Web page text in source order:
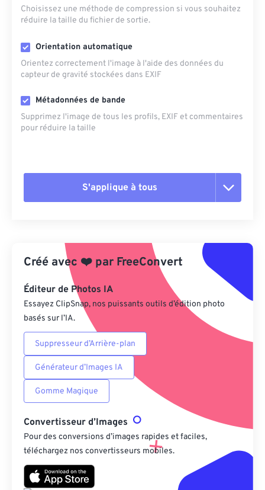
Choisissez une méthode de compression si vous souhaitez
réduire la taille du fichier de sortie.
Orientation automatique
Orientez correctement l'image à l'aide des données du
capteur de gravité stockées dans EXIF
Métadonnées de bande
Supprimez l'image de tous les profils, EXIF ​​et commentaires
pour réduire la taille
S'applique à tous
Appliquer à partir du préréglage
Enregistrer comme préréglage
Créé avec ❤️ par FreeConvert
Éditeur de Photos IA
Essayez ClipSnap, nos puissants outils d’édition photo
basés sur l’IA.
Suppresseur d’Arrière-plan
Générateur d’Images IA
Gomme Magique
Convertisseur d’Images
Pour des conversions d’images rapides et faciles,
téléchargez nos convertisseurs mobiles.